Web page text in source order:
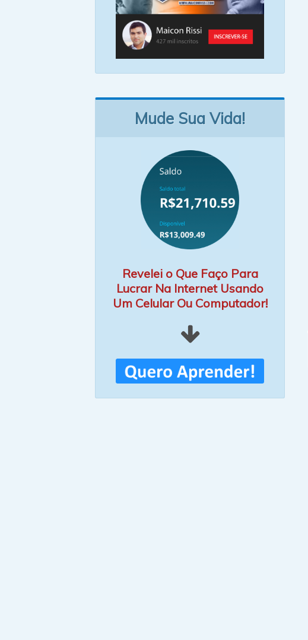
Mude Sua Vida!
Revelei o Que Faço Para
Lucrar Na Internet Usando
Um Celular Ou Computador!